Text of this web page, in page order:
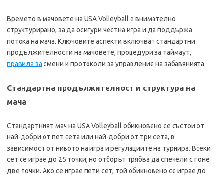
Времето в мачовете на USA Volleyball е внимателно
структурирано, за да осигури честна игра и да поддържа
потока на мача. Ключовите аспекти включват стандартни
продължителности на мачовете, процедури за таймаут,
правила за смени и протоколи за управление на забавянията.
Стандартна продължителност и структура на
мача
Стандартният мач на USA Volleyball обикновено се състои от
най-добри от пет сета или най-добри от три сета, в
зависимост от нивото на игра и регулациите на турнира. Всеки
сет се играе до 25 точки, но отборът трябва да спечели с поне
две точки. Ако се играе пети сет, той обикновено се играе до